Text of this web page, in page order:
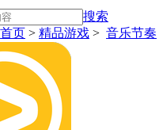
搜索
首页 > 精品游戏 > 音乐节奏